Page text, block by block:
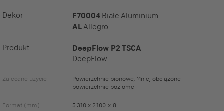
Dekor F70004 Białe Aluminium
ALAllegro
Produkt DeepFlow P2 TSCA
DeepFlow
Zalecane użycie
Powierzchnie pionowe, Mniej obciążone
powierzchnie poziome
Format (mm)
5.310 x 2.100 x 8